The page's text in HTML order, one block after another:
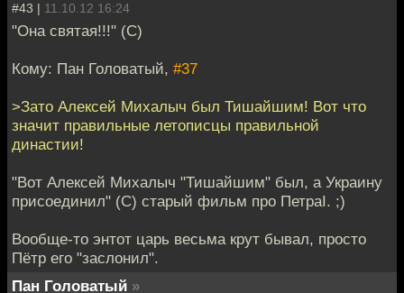
#43 | 11.10.12 16:24
"Она святая!!!" (С)
Кому: Пан Головатый, #37
>Зато Алексей Михалыч был Тишайшим! Вот что
значит правильные летописцы правильной
династии!
"Вот Алексей Михалыч "Тишайшим" был, а Украину
присоединил" (С) старый фильм про ПетраI. ;)
Вообще-то энтот царь весьма крут бывал, просто
Пётр его "заслонил".
Пан Головатый »